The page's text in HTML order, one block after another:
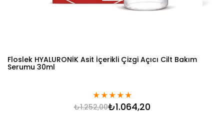
Floslek HYALURONİK Asit İçerikli Çizgi Açıcı Cilt Bakım
Serumu 30ml
★★★★★
₺1.064,20
₺1.252,00